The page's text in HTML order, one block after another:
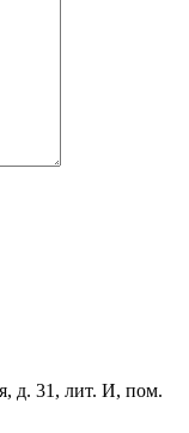
д. 31, лит. И, пом.